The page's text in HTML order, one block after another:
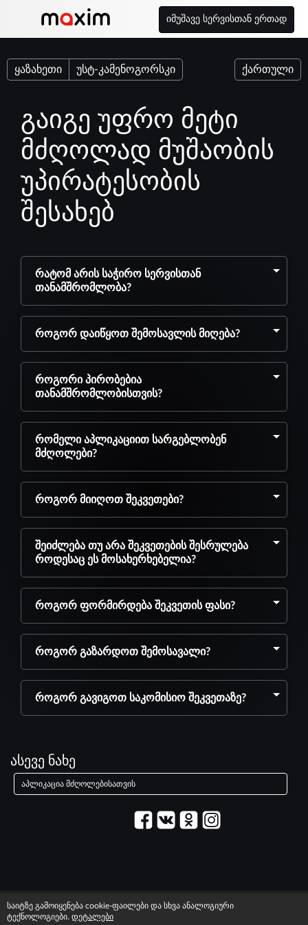
იმუშავე სერვისთან ერთად
ყაზახეთი უსტ-კამენოგორსკი ქართული
გაიგე უფრო მეტი
მძღოლად მუშაობის
უპირატესობის
შესახებ
რატომ არის საჭირო სერვისთან
თანამშრომლობა?
როგორ დაიწყოთ შემოსავლის მიღება?
როგორი პირობებია
თანამშრომლობისთვის?
რომელი აპლიკაციით სარგებლობენ
მძღოლები?
როგორ მიიღოთ შეკვეთები?
შეიძლება თუ არა შეკვეთების შესრულება
როდესაც ეს მოსახერხებელია?
როგორ ფორმირდება შეკვეთის ფასი?
როგორ გაზარდოთ შემოსავალი?
როგორ გავიგოთ საკომისიო შეკვეთაზე?
ასევე ნახე
აპლიკაცია მძღოლებისათვის
სამართლებრივი ინფორმაცია
საიტზე გამოიყენება cookie-ფაილები და სხვა ანალოგიური
ტექნოლოგიები. დეტალები